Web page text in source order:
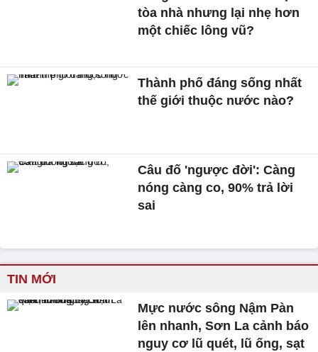
tòa nhà nhưng lại nhẹ hơn
một chiếc lông vũ?
Thành phố đáng sống nhất
thế giới thuộc nước nào?
Câu đố 'ngược đời': Càng
nóng càng co, 90% trả lời
sai
TIN MỚI
Mực nước sông Nậm Pàn
lên nhanh, Sơn La cảnh báo
nguy cơ lũ quét, lũ ống, sạt